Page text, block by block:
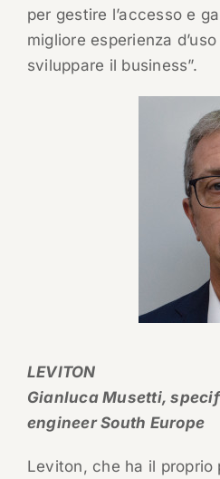
per gestire l’accesso e
migliore esperienza
sviluppare il business”.
LEVITON
Gianluca Musetti,
engineer South Europe
Leviton, che ha il proprio